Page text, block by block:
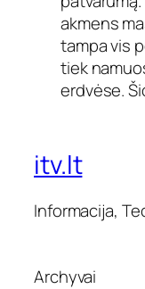
akmens
tampa vis
tiek
erdvėse.
itv.lt
Informacija,
Archyvai